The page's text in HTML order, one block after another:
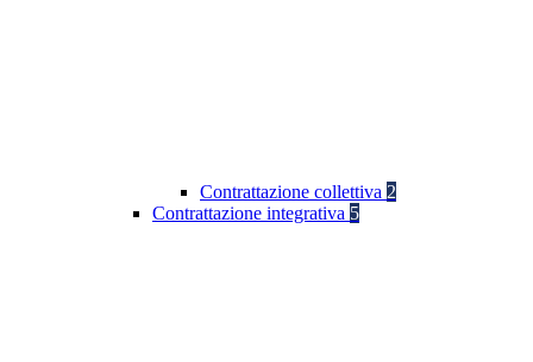
Contrattazione collettiva 2
Contrattazione integrativa 5